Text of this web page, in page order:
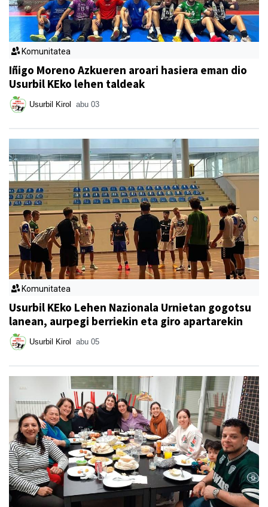
Komunitatea
Iñigo Moreno Azkueren aroari hasiera eman dio
Usurbil KEko lehen taldeak
Usurbil Kirol abu 03
Komunitatea
Usurbil KEko Lehen Nazionala Urnietan gogotsu
lanean, aurpegi berriekin eta giro apartarekin
Usurbil Kirol abu 05